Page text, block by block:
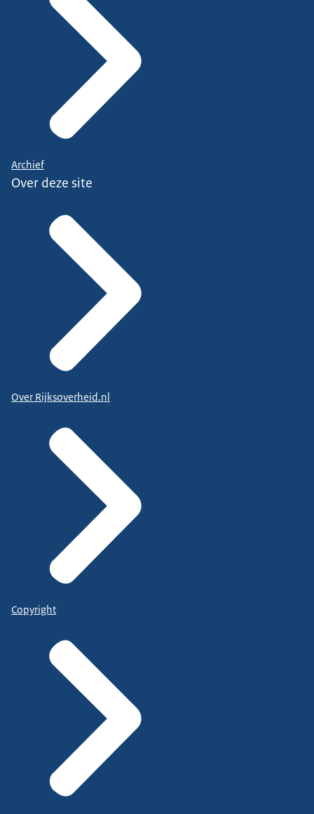
Archief
Over deze site
Over Rijksoverheid.nl
Copyright